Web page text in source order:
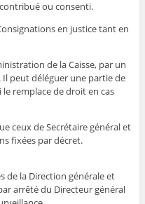
contribué ou consenti.
en justice tant en
de la Caisse, par un
peut déléguer une partie de
remplace de droit en cas
ceux de Secrétaire général et
fixées par décret.
de la Direction générale et
arrêté du Directeur général